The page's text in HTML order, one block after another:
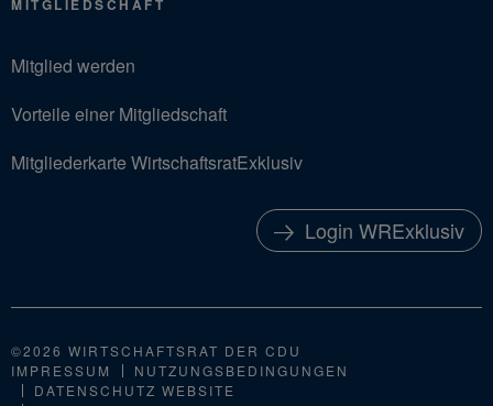
MITGLIEDSCHAFT
Mitglied werden
Vorteile einer Mitgliedschaft
Mitgliederkarte WirtschaftsratExklusiv
Login WRExklusiv
©2026 WIRTSCHAFTSRAT DER CDU
IMPRESSUM
NUTZUNGSBEDINGUNGEN
DATENSCHUTZ WEBSITE